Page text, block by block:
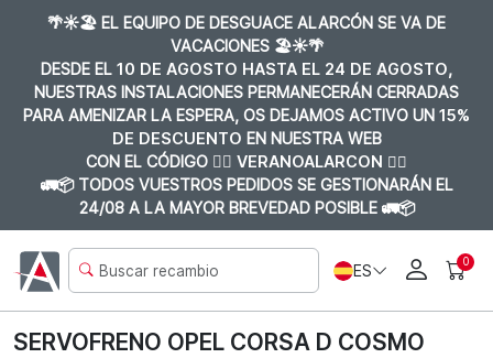
🌴☀️🏖️ EL EQUIPO DE DESGUACE ALARCÓN SE VA DE
VACACIONES 🏖️☀️🌴
DESDE EL 10 DE AGOSTO HASTA EL 24 DE AGOSTO,
NUESTRAS INSTALACIONES PERMANECERÁN CERRADAS
PARA AMENIZAR LA ESPERA, OS DEJAMOS ACTIVO UN 15%
DE DESCUENTO EN NUESTRA WEB
CON EL CÓDIGO 👉🏼 VERANOALARCON 👈🏼
🚛📦 TODOS VUESTROS PEDIDOS SE GESTIONARÁN EL
24/08 A LA MAYOR BREVEDAD POSIBLE 🚛📦
ES 0
SERVOFRENO OPEL CORSA D COSMO